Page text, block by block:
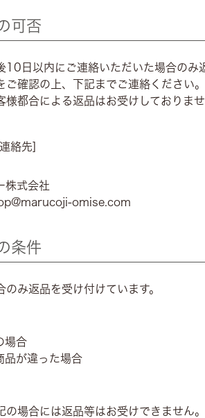
可否
10日以内にご連絡いただいた場合のみ
ご確認の上、下記までご連絡ください。
様都合による返品はお受けしておりま
絡先]
株式会社
omise.com
条件
のみ返品を受け付けています。
場合
品が違った場合
の場合には返品等はお受けできません。